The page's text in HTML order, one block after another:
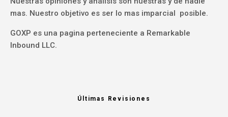
mas. Nuestro objetivo es ser lo mas imparcial posible.
GOXP es una pagina perteneciente a Remarkable
Inbound LLC.
Últimas Revisiones